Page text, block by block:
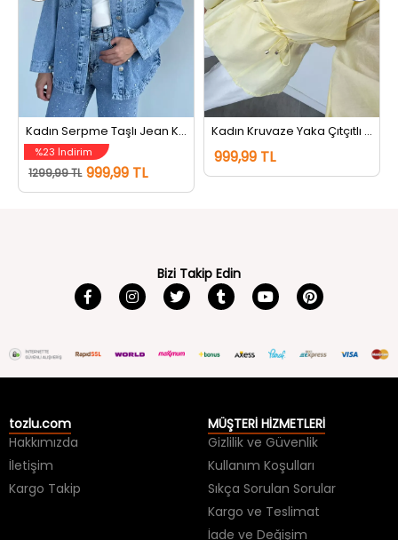
Kadın Serpme Taşlı Jean Kot Ceket Mavi
%23 İndirim
1299,99 TL 999,99 TL
Kadın Kruvaze Yaka Çıtçıtlı Kuşak Detaylı Ceket Sarı
999,99 TL
Bizi Takip Edin
tozlu.com
Hakkımızda
İletişim
Kargo Takip
MÜŞTERİ HİZMETLERİ
Gizlilik ve Güvenlik
Kullanım Koşulları
Sıkça Sorulan Sorular
Kargo ve Teslimat
İade ve Değişim